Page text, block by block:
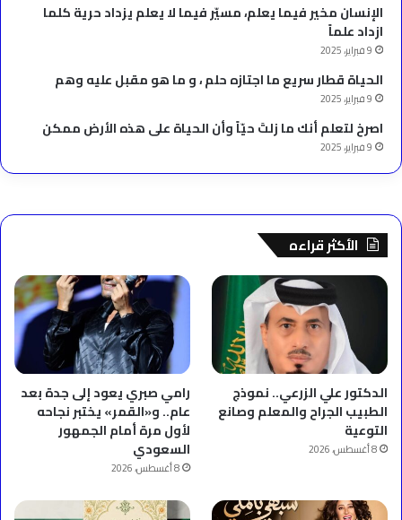
الإنسان مخير فيما يعلم، مسيّر فيما لا يعلم يزداد حرية كلما
ازداد علماً
9 فبراير، 2025
الحياة قطار سريع ما اجتازه حلم ، و ما هو مقبل عليه وهم
9 فبراير، 2025
‫اصرخ لتعلم أنك ما زلتَ حيّاً وأن الحياة على هذه الأرض ممكن
9 فبراير، 2025
الأكثر قراءه
الدكتور علي الزرعي.. نموذج
الطبيب الجراح والمعلم وصانع
التوعية
8 أغسطس، 2026
رامي صبري يعود إلى جدة بعد
عام.. و«القمر» يختبر نجاحه
لأول مرة أمام الجمهور
السعودي
8 أغسطس، 2026